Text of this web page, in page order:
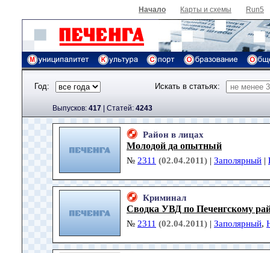
Начало Карты и схемы Run5
Год: Искать в статьях:
Выпусков: 417 | Cтатей: 4243
Район в лицах
Молодой да опытный
№ 2311 (02.04.2011) | Заполярный |
Криминал
Сводка УВД по Печенгскому
№ 2311 (02.04.2011) | Заполярный,